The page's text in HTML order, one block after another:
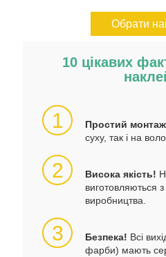
Обрати
10 цікавих
1 Простий
суху, так і на
2 Висока якість!
виготовляються з
виробництва.
3 Безпека! Всі
фарби) мають